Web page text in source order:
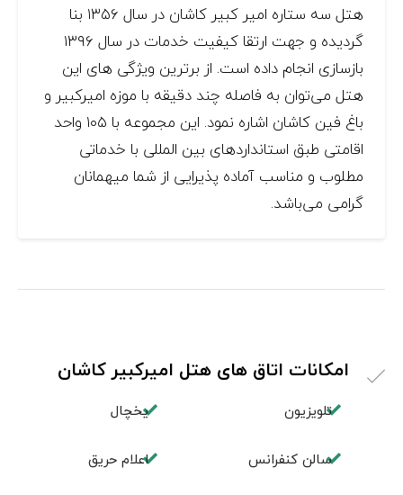
هتل سه ستاره امیر کبیر کاشان در سال ۱۳۵۶ بنا
گردیده و جهت ارتقا کیفیت خدمات در سال ۱۳۹۶
بازسازی انجام داده است. از برترین ویژگی های این
هتل می‌توان به فاصله چند دقیقه با موزه امیرکبیر و
باغ فین کاشان اشاره نمود. این مجموعه با ۱۰۵ واحد
اقامتی طبق استانداردهای بین المللی با خدماتی
مطلوب و مناسب آماده پذیرایی از شما میهمانان
گرامی می‌باشد.
امکانات اتاق های هتل امیرکبیر کاشان
تلویزیون یخچال
سالن کنفرانس اعلام حریق